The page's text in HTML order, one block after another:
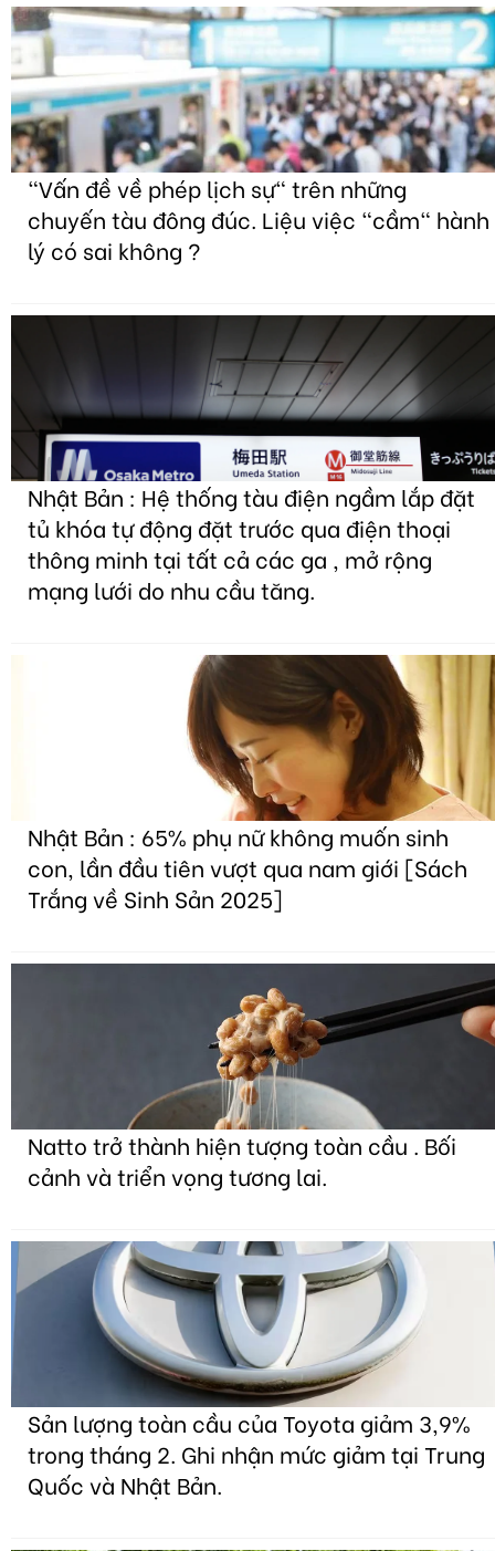
"Vấn đề về phép lịch sự" trên những
chuyến tàu đông đúc. Liệu việc "cầm" hành
lý có sai không ?
Nhật Bản : Hệ thống tàu điện ngầm lắp đặt
tủ khóa tự động đặt trước qua điện thoại
thông minh tại tất cả các ga , mở rộng
mạng lưới do nhu cầu tăng.
Nhật Bản : 65% phụ nữ không muốn sinh
con, lần đầu tiên vượt qua nam giới [Sách
Trắng về Sinh Sản 2025]
Natto trở thành hiện tượng toàn cầu . Bối
cảnh và triển vọng tương lai.
Sản lượng toàn cầu của Toyota giảm 3,9%
trong tháng 2. Ghi nhận mức giảm tại Trung
Quốc và Nhật Bản.